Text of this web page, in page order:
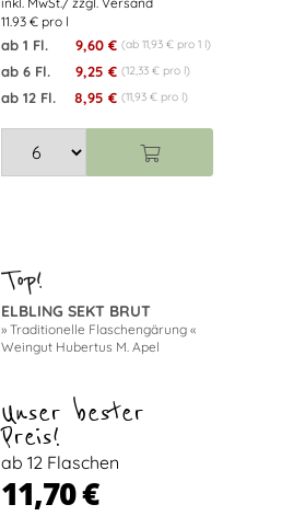
11.93 € pro l
ab 1 Fl. 9,60 € (ab 11,93 € pro 1 l)
ab 6 Fl. 9,25 € (12,33 € pro l)
ab 12 Fl. 8,95 € (11,93 € pro l)
ELBLING SEKT BRUT
» Traditionelle Flaschengärung «
Weingut Hubertus M. Apel
Unser bester
Preis!
ab 12 Flaschen
11,70 €